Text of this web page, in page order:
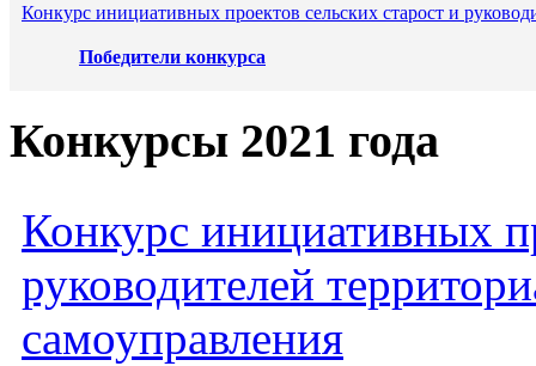
Конкурс инициативных проектов сельских старост и
Победители конкурса
Конкурсы 2021 года
Конкурс инициативных
руководителей
самоуправления